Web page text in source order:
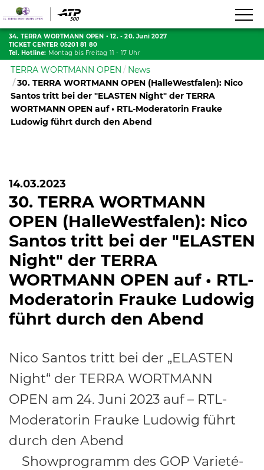
International
34. TERRA WORTMANN OPEN • 12. - 20. Juni 2027
TICKET CENTER 05201 81 80
Tel. Hotline: Montag bis Freitag 11 - 17 Uhr
TERRA WORTMANN OPEN
News
30. TERRA WORTMANN OPEN (HalleWestfalen): Nico
Santos tritt bei der "ELASTEN Night" der TERRA
WORTMANN OPEN auf • RTL-Moderatorin Frauke
Ludowig führt durch den Abend
14.03.2023
30. TERRA WORTMANN
OPEN (HalleWestfalen): Nico
Santos tritt bei der "ELASTEN
Night" der TERRA
WORTMANN OPEN auf • RTL-
Moderatorin Frauke Ludowig
führt durch den Abend
Nico Santos tritt bei der „ELASTEN
Night“ der TERRA WORTMANN
OPEN am 24. Juni 2023 auf – RTL-
Moderatorin Frauke Ludowig führt
durch den Abend
Showprogramm des GOP Varieté-